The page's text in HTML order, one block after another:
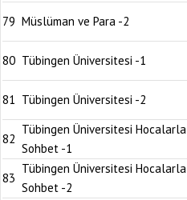
79 Müslüman ve Para -2
80 Tübingen Üniversitesi -1
81 Tübingen Üniversitesi -2
82
Tübingen Üniversitesi Hocalarla
Sohbet -1
83
Tübingen Üniversitesi Hocalarla
Sohbet -2